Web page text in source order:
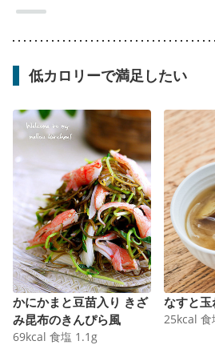
低カロリーで満足したい
かにかまと豆苗入り きざ
み昆布のきんぴら風
69kcal 食塩 1.1 g
なすと
25kcal 食